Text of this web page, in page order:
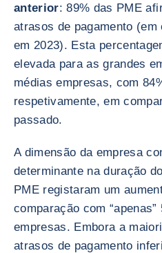
anterior: 89% das PME
atrasos de pagamento
em 2023). Esta
elevada para as grandes
médias empresas, com
respetivamente, em
passado.
A dimensão da empresa
determinante na duração
PME registaram um
comparação com
empresas. Embora a
atrasos de pagamento